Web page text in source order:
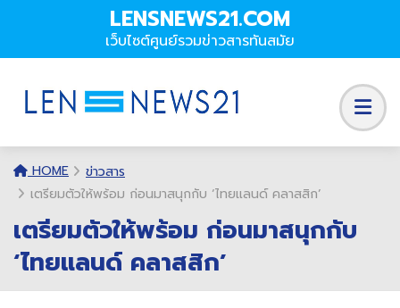
LENSNEWS21.COM
เว็บไซต์ศูนย์รวมข่าวสารทันสมัย
HOME
ข่าวสาร
เตรียมตัวให้พร้อม ก่อนมาสนุกกับ ‘ไทยแลนด์ คลาสสิก’
เตรียมตัวให้พร้อม ก่อนมาสนุกกับ
‘ไทยแลนด์ คลาสสิก’